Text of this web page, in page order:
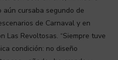
aún cursaba segundo de
de Carnaval y en
Las Revoltosas. “Siempre tuve
condición: no diseño